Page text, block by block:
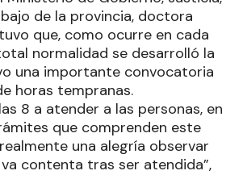
de la provincia, doctora
que, como ocurre en cada
normalidad se desarrolló la
una importante convocatoria
horas tempranas.
8 a atender a las personas, en
que comprenden este
una alegría observar
contenta tras ser atendida”,